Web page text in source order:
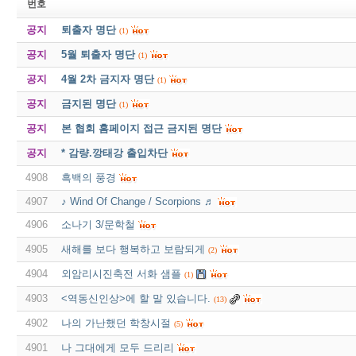
번호
공지 퇴출자 명단 (1)
공지 5월 퇴출자 명단 (1)
공지 4월 2차 금지자 명단 (1)
공지 금지된 명단 (1)
공지 본 협회 홈페이지 접근 금지된 명단
공지 * 감량.깡태강 출입차단
4908
흑백의 풍경
4907
♪ Wind Of Change / Scorpions ♬
4906
소나기 3/문학철
4905 새해를 보다 행복하고 보람되게 (2)
4904 외암리시진축전 서화 샘플 (1)
4903 <역동신인상>에 할 말 있습니다. (13)
4902 나의 가난했던 학창시절 (5)
4901 나 그대에게 모두 드리리